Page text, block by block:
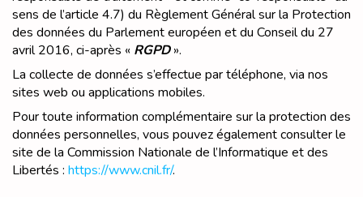
sens de l’article 4.7) du Règlement Général sur la Protection
des données du Parlement européen et du Conseil du 27
avril 2016, ci-après « RGPD».
La collecte de données s’effectue par téléphone, via nos
sites web ou applications mobiles.
Pour toute information complémentaire sur la protection des
données personnelles, vous pouvez également consulter le
site de la Commission Nationale de l’Informatique et des
Libertés : https://www.cnil.fr/.